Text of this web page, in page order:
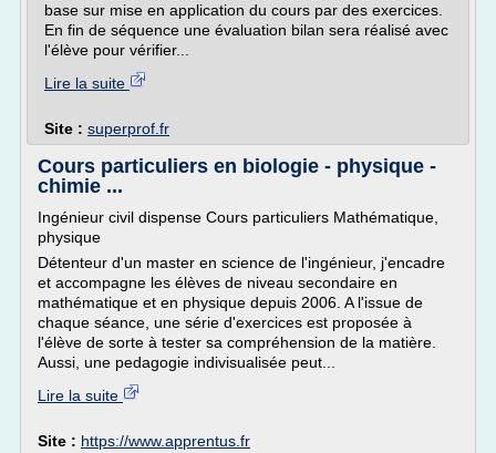
base sur mise en application du cours par des exercices.
En fin de séquence une évaluation bilan sera réalisé avec
l'élève pour vérifier...
Lire la suite
Site : superprof.fr
Cours particuliers en biologie - physique -
chimie ...
Ingénieur civil dispense Cours particuliers Mathématique,
physique
Détenteur d'un master en science de l'ingénieur, j'encadre
et accompagne les élèves de niveau secondaire en
mathématique et en physique depuis 2006. A l'issue de
chaque séance, une série d'exercices est proposée à
l'élève de sorte à tester sa compréhension de la matière.
Aussi, une pedagogie indivisualisée peut...
Lire la suite
Site : https://www.apprentus.fr